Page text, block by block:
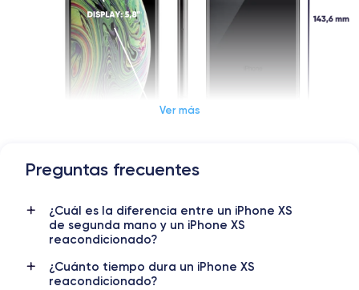
Dimensiones y Peso iPhone XS
Lanzamiento
12/09/2018
Sist. operativo
iOS (iOS 16)
Dimensiones
143.6×70.9×7.7 mm
Peso
Ver más
Preguntas frecuentes
¿Cuál es la diferencia entre un iPhone XS
de segunda mano y un iPhone XS
reacondicionado?
¿Cuánto tiempo dura un iPhone XS
reacondicionado?